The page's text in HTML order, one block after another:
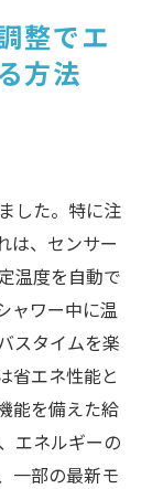
整でエ
方法
した。特に注
は、センサー
温度を自動で
ャワー中に温
スタイムを楽
省エネ性能と
能を備えた給
エネルギーの
一部の最新モ